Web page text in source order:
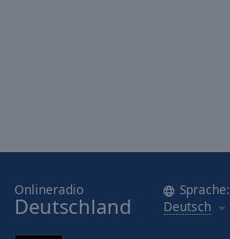
Onlineradio
Deutschland
Sprache:
Deutsch